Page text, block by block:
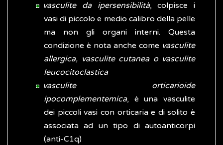
vasculite da ipersensibilità, colpisce i
vasi di piccolo e medio calibro della pelle
ma non gli organi interni. Questa
condizione è nota anche come vasculite
allergica, vasculite cutanea o vasculite
leucocitoclastica
vasculite orticarioide
ipocomplementemica, è una vasculite
dei piccoli vasi con orticaria e di solito è
associata ad un tipo di autoanticorpi
(anti-C1q)